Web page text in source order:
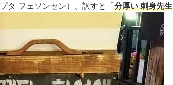
タ フェソンセン）、訳すと「分厚い 刺身先生